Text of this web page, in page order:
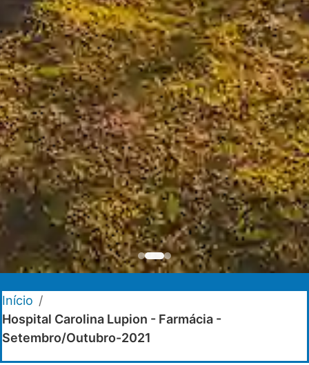
Início /
Hospital Carolina Lupion - Farmácia -
Setembro/Outubro-2021